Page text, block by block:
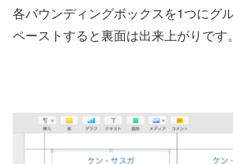
各バウンディングボックスを1つにグ
ペーストすると裏面は出来上がりです